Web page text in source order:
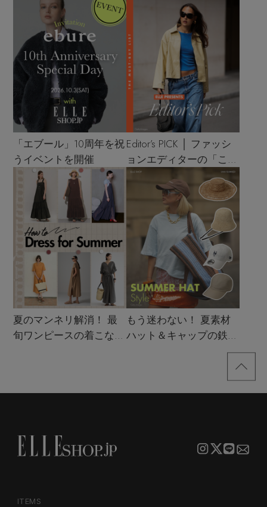
「エブール」10周年を祝
うイベントを開催
Editor’s PICK │ ファッシ
ョンエディターの「これ
買い！」リスト
夏のマンネリ解消！ 最
旬ワンピースの着こなし
もう迷わない！ 夏素材
ハット＆キャップの鉄板
ITEMS